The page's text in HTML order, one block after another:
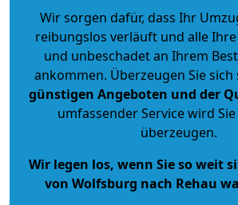
Wir sorgen dafür, dass Ihr
reibungslos verläuft und alle Ihre
und unbeschadet an Ihrem
ankommen. Überzeugen Sie sich
günstigen Angeboten und der
umfassender Service wird
überzeugen.
Wir legen los, wenn Sie so weit
von Wolfsburg nach Rehau